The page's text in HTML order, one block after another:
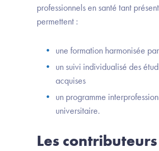
professionnels en santé tant
permettent :
une formation harmonisée
un suivi individualisé des
acquises
un programme
universitaire.
Les contributeurs